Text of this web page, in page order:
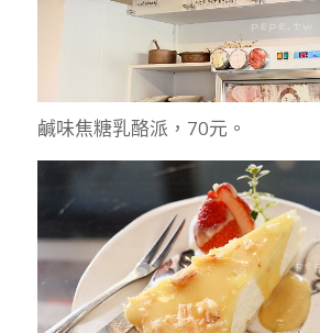
鹹味焦糖乳酪派，70元。